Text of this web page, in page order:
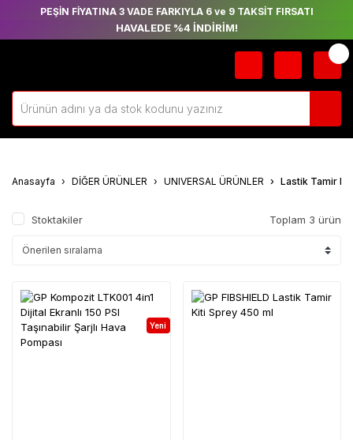
PEŞİN FİYATINA 3 VADE FARKIYLA 6 ve 9 TAKSİT FIRSATI
HAVALEDE %4 İNDİRİM!
Anasayfa DİĞER ÜRÜNLER UNIVERSAL ÜRÜNLER Lastik Tamir Kiti
Stoktakiler Toplam 3 ürün
Yeni